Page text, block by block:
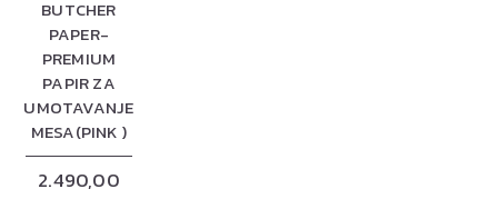
BUTCHER
PAPER-
PREMIUM
PAPIR ZA
UMOTAVANJE
MESA(PINK )
2.490,00